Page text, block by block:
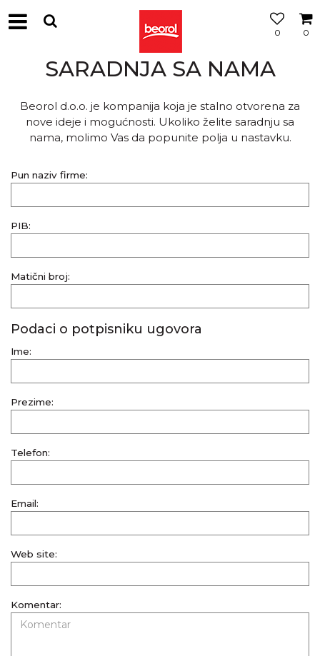
0
0
SARADNJA SA NAMA
Beorol d.o.o. je kompanija koja je stalno otvorena za
nove ideje i mogućnosti. Ukoliko želite saradnju sa
nama, molimo Vas da popunite polja u nastavku.
Pun naziv firme:
PIB:
Matični broj:
Podaci o potpisniku ugovora
Ime:
Prezime:
Telefon:
Email:
Web site:
Komentar: